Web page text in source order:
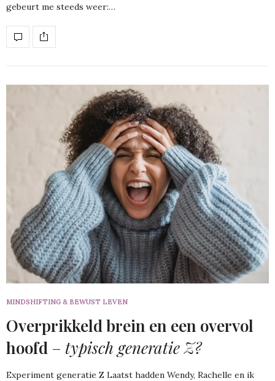
gebeurt me steeds weer:…
MINDSHIFTING & BEWUST LEVEN
Overprikkeld brein en een overvol
hoofd – typisch generatie Z?
Experiment generatie Z Laatst hadden Wendy, Rachelle en ik